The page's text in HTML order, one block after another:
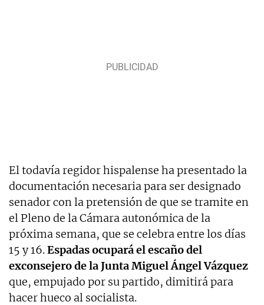
El todavía regidor hispalense ha presentado la
documentación necesaria para ser designado
senador con la pretensión de que se tramite en
el Pleno de la Cámara autonómica de la
próxima semana, que se celebra entre los días
15 y 16.Espadas ocupará el escaño del
exconsejero de la Junta Miguel Ángel Vázquez
que, empujado por su partido, dimitirá para
hacer hueco al socialista.